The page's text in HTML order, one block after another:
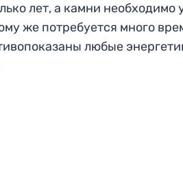
лет, а камни необходимо
же потребуется много
любые